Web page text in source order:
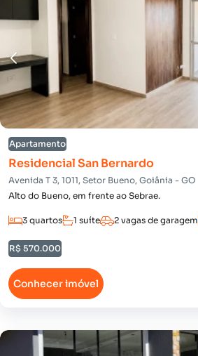
Apartamento
Residencial San Bernardo
Avenida T 3, 1011, Setor Bueno, Goiânia - GO
Alto do Bueno, em frente ao Sebrae.
3 quartos 1 suíte 2 vagas de garagem
R$ 570.000
Conhecer imóvel